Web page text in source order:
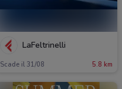
LaFeltrinelli
Scade il 31/08 5.8 km